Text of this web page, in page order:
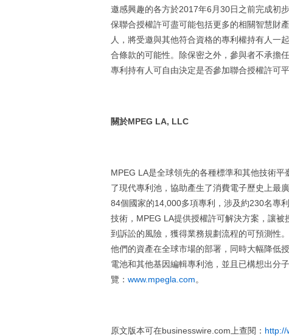
邀感興趣的各方於2017年6月30日之前完成初
保聯合授權許可盡可能包括更多的相關智慧財
人，將受邀與其他符合資格的專利權持有人一
合條款的可能性。除保密之外，參與者不承擔
專利持有人可自由決定是否參加聯合授權許可平
關於MPEG LA, LLC
MPEG LA是全球領先的各種標準和其他技術
了現代專利池，協助產生了消費電子歷史上最
84個國家的14,000多項專利，涉及約230名專
技術，MPEG LA提供授權許可解決方案，讓
到訴訟的風險，獲得業務規劃流程的可預測性
他們的資產在全球市場的部署，同時大幅降低
電池和其他基因編輯專利池，並且已構想出分
覽： www.mpegla.com。
原文版本可在businesswire.com上查閱： http://